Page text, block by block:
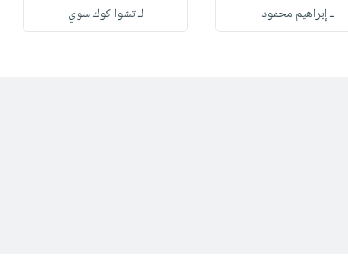
لـ إبراهيم محمود
لـ تشوا كوك سوي